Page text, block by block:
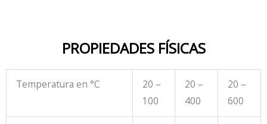
PROPIEDADES FÍSICAS
Temperatura en °C
20 –
100
20 –
400
20 –
600